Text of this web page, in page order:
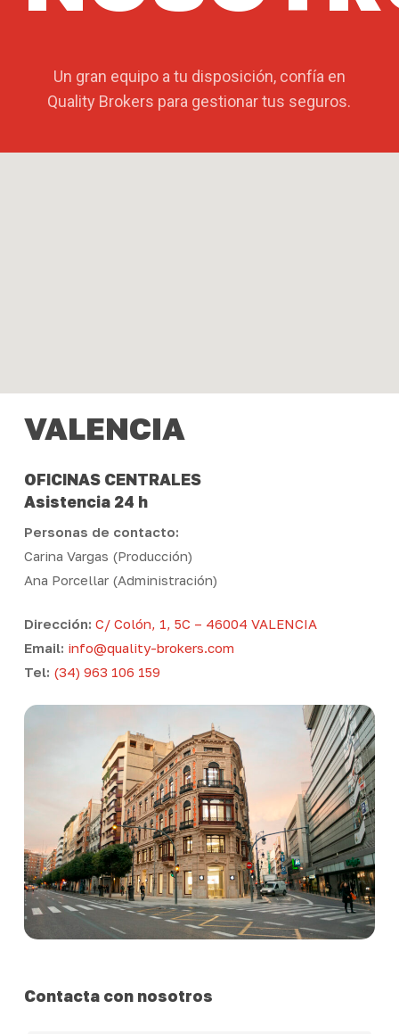
Un gran equipo a tu disposición, confía en
Quality Brokers para gestionar tus seguros.
VALENCIA
OFICINAS CENTRALES
Asistencia 24 h
Personas de contacto:
Carina Vargas (Producción)
Ana Porcellar (Administración)
Dirección: C/ Colón, 1, 5C – 46004 VALENCIA
Email: info@quality-brokers.com
Tel: (34) 963 106 159
Contacta con nosotros